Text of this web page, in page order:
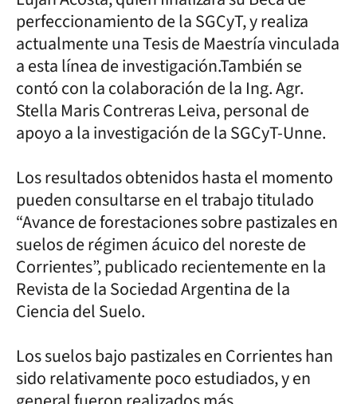
perfeccionamiento de la SGCyT, y realiza
actualmente una Tesis de Maestría vinculada
a esta línea de investigación.También se
contó con la colaboración de la Ing. Agr.
Stella Maris Contreras Leiva, personal de
apoyo a la investigación de la SGCyT-Unne.
Los resultados obtenidos hasta el momento
pueden consultarse en el trabajo titulado
“Avance de forestaciones sobre pastizales en
suelos de régimen ácuico del noreste de
Corrientes”, publicado recientemente en la
Revista de la Sociedad Argentina de la
Ciencia del Suelo.
Los suelos bajo pastizales en Corrientes han
sido relativamente poco estudiados, y en